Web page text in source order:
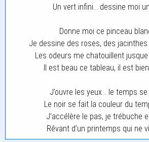
Un vert infini… dessine moi
Donne moi ce pinceau
Je dessine des roses, des
Les odeurs me chatouillent
Il est beau ce tableau, il est
J’ouvre les yeux… le temps
Le noir se fait la couleur du
J’accélère le pas, je trébuche
Rêvant d’un printemps qui ne